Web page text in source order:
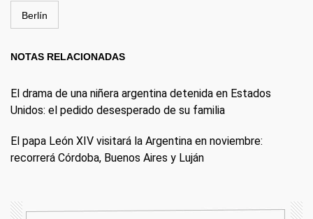
Berlín
NOTAS RELACIONADAS
El drama de una niñera argentina detenida en Estados
Unidos: el pedido desesperado de su familia
El papa León XIV visitará la Argentina en noviembre:
recorrerá Córdoba, Buenos Aires y Luján